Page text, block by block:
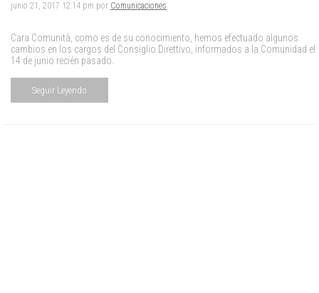
junio 21, 2017 12:14 pm por Comunicaciones.
Cara Comunità, como es de su conocimiento, hemos efectuado algunos
cambios en los cargos del Consiglio Direttivo, informados a la Comunidad el
14 de junio recién pasado.
Seguir Leyendo